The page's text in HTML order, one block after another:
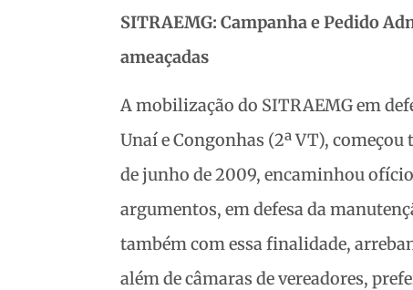
SITRAEMG: Campanha e Pedido
ameaçadas
A mobilização do SITRAEMG em
Unaí e Congonhas (2ª VT),
de junho de 2009, encaminhou
argumentos, em defesa da
também com essa finalidade,
além de câmaras de vereadores,